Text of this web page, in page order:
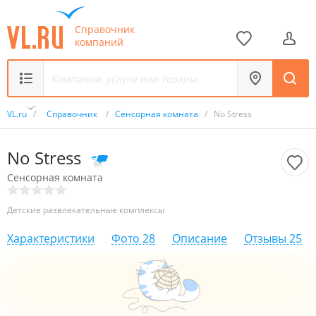
Справочник
компаний
VL.ru / Справочник / Сенсорная комната / No Stress
No Stress
Сенсорная комната
Детские развлекательные комплексы
Характеристики Фото 28 Описание Отзывы 25